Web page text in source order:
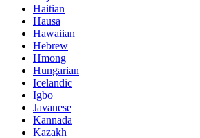
Haitian
Hausa
Hawaiian
Hebrew
Hmong
Hungarian
Icelandic
Igbo
Javanese
Kannada
Kazakh